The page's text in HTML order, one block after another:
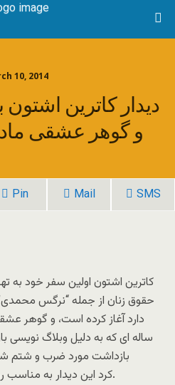
10, 2014
دیدار کاترین
و گوهر عشقی
Pin Mail SMS
حقوق زنان از جمله “نرگس
ساله ای که به دلیل وبلاگ
بازداشت مورد ضرب و شتم
کرد این دیدار به مناسب روز جهانی زن انجام شده است.